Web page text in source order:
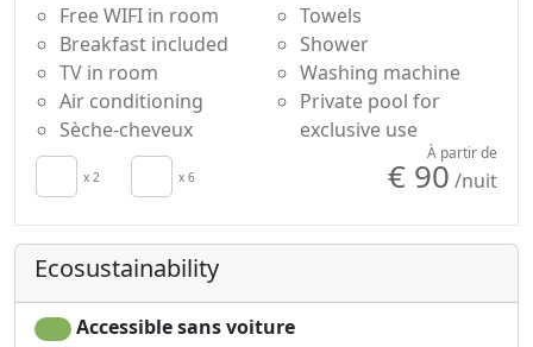
Free WIFI in room
Breakfast included
TV in room
Air conditioning
Sèche-cheveux
Towels
Shower
Washing machine
Private pool for
exclusive use
x 2 x 6
À partir de
€ 90 /nuit
Ecosustainability
Accessible sans voiture